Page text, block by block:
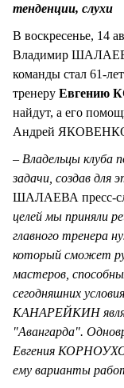
тенденции, слухи
В воскресенье, 14
Владимир ШАЛАЕВ
команды стал 61-
тренеру Евгению
найдут, а его
Андрей ЯКОВЕНКО
– Владельцы клуба
задачи, создав для
ШАЛАЕВА пресс-
целей мы приняли
главного тренера
который сможет
мастеров,
сегодняшних
КАНАРЕЙКИН
"Авангарда".
Евгения
ему варианты